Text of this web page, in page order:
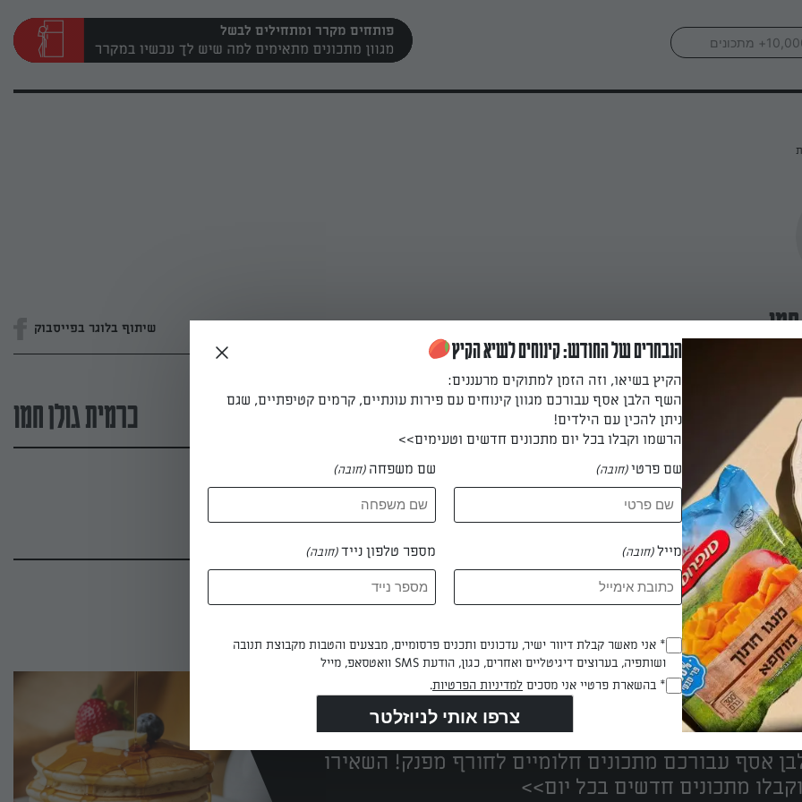
פותחים מקרר ומתחילים לבשל
שיתוף בלוגר בפייסבוק
כרמית גולן חמו
כרמית גולן חמו
הכי טעימים במקום אחד!
אסף עבורכם מתכונים חלומיים לחורף מפנק! השאירו
מתכונים חדשים בכל יום>>
הנבחרים של החודש: קינוחים לשיא הקיץ
הקיץ בשיאו, וזה הזמן למתוקים מרעננים:
השף הלבן אסף עבורכם מגוון קינוחים עם פירות עונתיים, קרמים קטיפתיים, שגם
ניתן להכין עם הילדים!
הרשמו וקבלו בכל יום מתכונים חדשים וטעימים>>
שם פרטי(חובה) שם משפחה (חובה)
מייל(חובה) מספר טלפון נייד(חובה)
Opt_In
(חובה)
* אני מאשר קבלת דיוור ישיר, עדכונים ותכנים פרסומיים, מבצעים והטבות מקבוצת תנובה
ושותפיה, בערוצים דיגיטליים ואחרים, כגון, הודעת SMS וואטסאפ, מייל
RegulationsApproved
* בהשארת פרטיי אני מסכים למדיניות הפרטיות.